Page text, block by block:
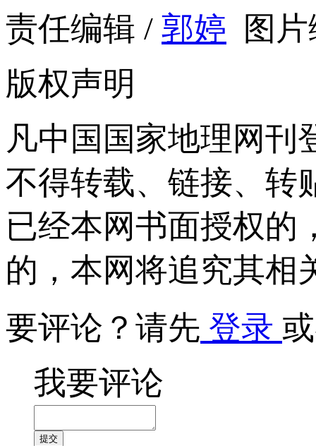
责任编辑 / 郭婷 图
版权声明
凡中国国家地理网刊
不得转载、链接、转
已经本网书面授权的
的，本网将追究其相
要评论？请先 登录
我要评论